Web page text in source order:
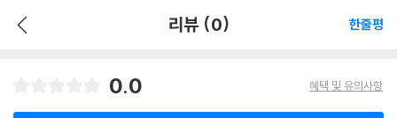
리뷰 (0) 한줄평
0.0 혜택 및 유의사항